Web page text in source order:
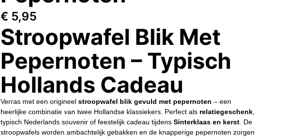
€ 5,95
Stroopwafel Blik Met
Pepernoten – Typisch
Hollands Cadeau
Verras met een origineel stroopwafel blik gevuld met pepernoten – een
heerlijke combinatie van twee Hollandse klassiekers. Perfect als relatiegeschenk,
typisch Nederlands souvenir of feestelijk cadeau tijdens Sinterklaas en kerst. De
stroopwafels worden ambachtelijk gebakken en de knapperige pepernoten zorgen